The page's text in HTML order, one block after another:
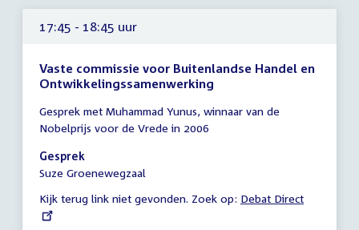
17:45 - 18:45 uur
Vaste commissie voor Buitenlandse Handel en
Ontwikkelingssamenwerking
vergadering
17:45
-
18:45
Gesprek met Muhammad Yunus, winnaar van de
Nobelprijs voor de Vrede in 2006
Gesprek
Suze Groenewegzaal
Kijk terug link niet gevonden. Zoek op: External
Debat Direct